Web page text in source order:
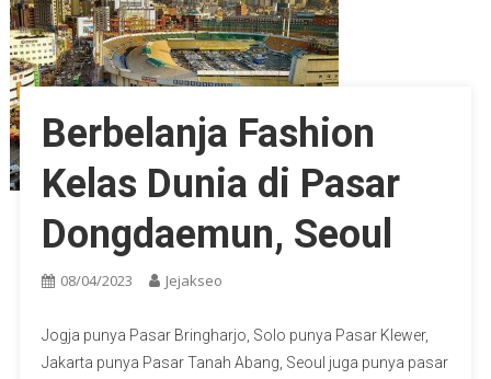
Berbelanja Fashion
Kelas Dunia di Pasar
Dongdaemun, Seoul
08/04/2023 Jejakseo
Jogja punya Pasar Bringharjo, Solo punya Pasar Klewer,
Jakarta punya Pasar Tanah Abang, Seoul juga punya pasar